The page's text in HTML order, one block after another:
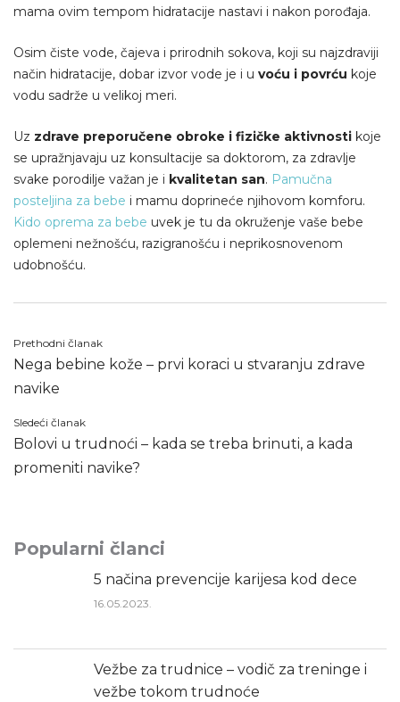
mama ovim tempom hidratacije nastavi i nakon porođaja.
Osim čiste vode, čajeva i prirodnih sokova, koji su najzdraviji
način hidratacije, dobar izvor vode je i u voću i povrću koje
vodu sadrže u velikoj meri.
Uz zdrave preporučene obroke i fizičke aktivnosti koje
se upražnjavaju uz konsultacije sa doktorom, za zdravlje
svake porodilje važan je i kvalitetan san. Pamučna
posteljina za bebe i mamu doprineće njihovom komforu.
Kido oprema za bebe uvek je tu da okruženje vaše bebe
oplemeni nežnošću, razigranošću i neprikosnovenom
udobnošću.
Kretanje
članka
Prethodni članak
Nega bebine kože – prvi koraci u stvaranju zdrave
navike
Sledeći članak
Bolovi u trudnoći – kada se treba brinuti, a kada
promeniti navike?
Popularni članci
5 načina prevencije karijesa kod dece
16.05.2023.
Vežbe za trudnice – vodič za treninge i
vežbe tokom trudnoće